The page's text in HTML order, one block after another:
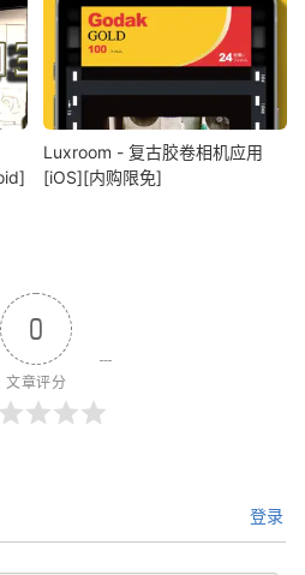
Luxroom - 复古胶卷相机应用
[iOS][内购限免]
0
文章评分
登录